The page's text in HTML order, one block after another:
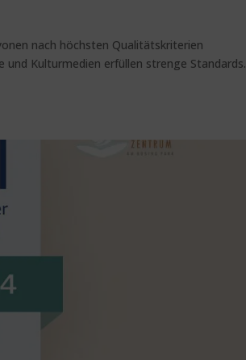
nach höchsten Qualitätskriterien
Kulturmedien erfüllen strenge Standards.